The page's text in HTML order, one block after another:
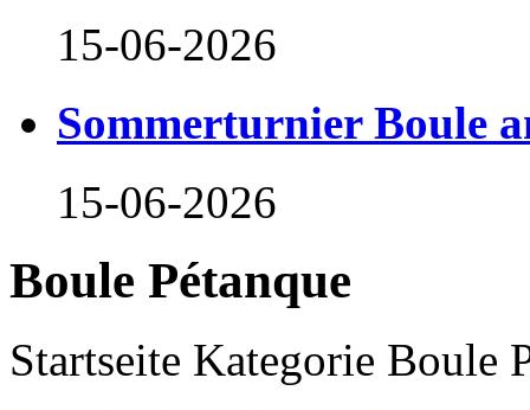
15-06-2026
Sommerturnier Boule
15-06-2026
Boule Pétanque
Startseite Kategorie Boule